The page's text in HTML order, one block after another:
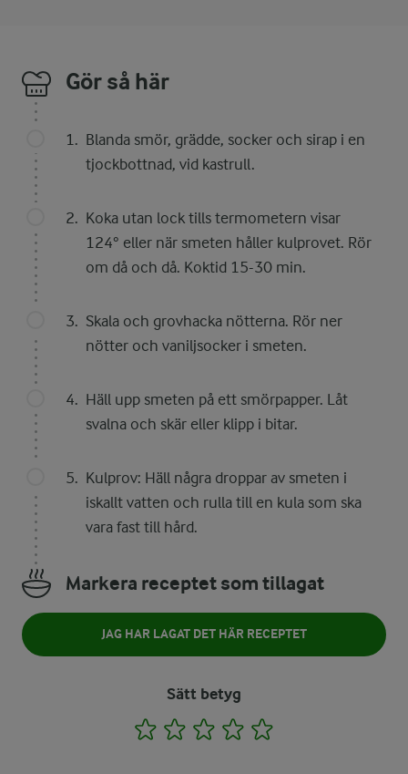
Gör så här
Blanda smör, grädde, socker och sirap i en
tjockbottnad, vid kastrull.
Koka utan lock tills termometern visar
124° eller när smeten håller kulprovet. Rör
om då och då. Koktid 15-30 min.
Skala och grovhacka nötterna. Rör ner
nötter och vaniljsocker i smeten.
Häll upp smeten på ett smörpapper. Låt
svalna och skär eller klipp i bitar.
Kulprov: Häll några droppar av smeten i
iskallt vatten och rulla till en kula som ska
vara fast till hård.
Markera receptet som tillagat
JAG HAR LAGAT DET HÄR RECEPTET
Sätt betyg
1 2 3 4